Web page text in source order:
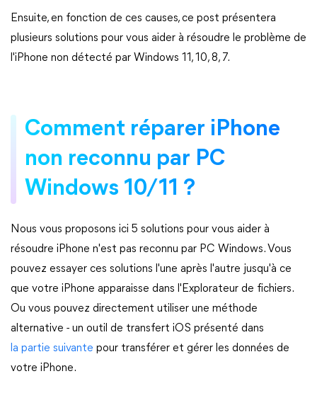
Ensuite, en fonction de ces causes, ce post présentera
plusieurs solutions pour vous aider à résoudre le problème de
l'iPhone non détecté par Windows 11, 10, 8, 7.
Comment réparer iPhone
non reconnu par PC
Windows 10/11 ?
Nous vous proposons ici 5 solutions pour vous aider à
résoudre iPhone n'est pas reconnu par PC Windows. Vous
pouvez essayer ces solutions l'une après l'autre jusqu'à ce
que votre iPhone apparaisse dans l'Explorateur de fichiers.
Ou vous pouvez directement utiliser une méthode
alternative - un outil de transfert iOS présenté dans
la partie suivante pour transférer et gérer les données de
votre iPhone.